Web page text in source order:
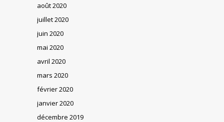
août 2020
juillet 2020
juin 2020
mai 2020
avril 2020
mars 2020
février 2020
janvier 2020
décembre 2019